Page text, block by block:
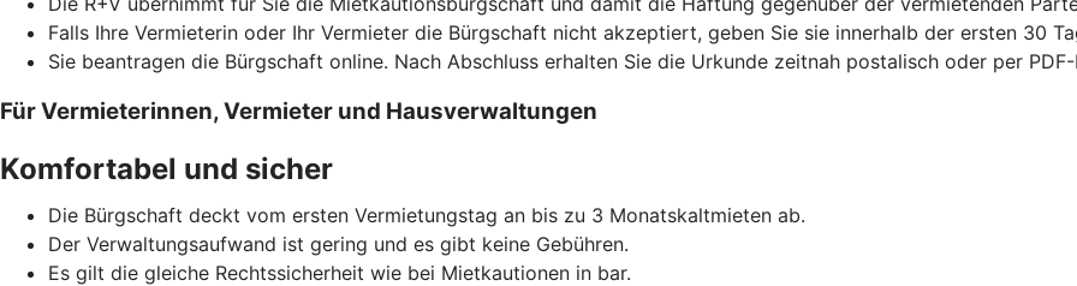
Falls Ihre Vermieterin oder Ihr Vermieter die Bürgschaft nicht akzeptiert, geben Sie sie innerhalb der ersten 30
Sie beantragen die Bürgschaft online. Nach Abschluss erhalten Sie die Urkunde zeitnah postalisch oder per
Für Vermieterinnen, Vermieter und Hausverwaltungen
Komfortabel und sicher
Die Bürgschaft deckt vom ersten Vermietungstag an bis zu 3 Monatskaltmieten ab.
Der Verwaltungsaufwand ist gering und es gibt keine Gebühren.
Es gilt die gleiche Rechtssicherheit wie bei Mietkautionen in bar.